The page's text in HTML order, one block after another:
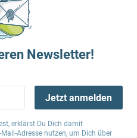
Newsletter!
Jetzt anmelden
erklärst Du Dich damit
Adresse nutzen, um Dich über